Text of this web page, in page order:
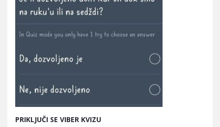
PRIKLJUČI SE VIBER KVIZU